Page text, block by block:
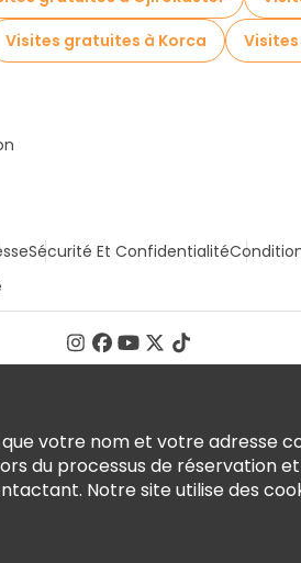
Visites gratuites à Korca
Sécurité Et Confidentialité
votre nom et votre adresse
du processus de réservation
Notre site utilise des